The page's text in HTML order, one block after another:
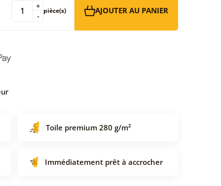
-
+ pièce(s) AJOUTER AU PANIER
Toile premium 280 g/m²
Immédiatement prêt à accrocher